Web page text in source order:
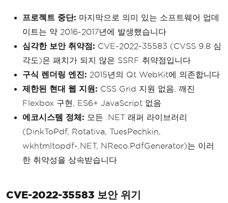
프로젝트 중단: 마지막으로 의미 있는 소프트웨어 업데
이트는 약 2016-2017년에 발생했습니다
심각한 보안 취약점: CVE-2022-35583 (CVSS 9.8 심
각도)은 패치가 되지 않은 SSRF 취약점입니다
구식 렌더링 엔진: 2015년의 Qt WebKit에 의존합니다
제한된 현대 웹 지원: CSS Grid 지원 없음, 깨진
Flexbox 구현, ES6+ JavaScript 없음
에코시스템 정체: 모든 .NET 래퍼 라이브러리
(DinkToPdf, Rotativa, TuesPechkin,
wkhtmltopdf-.NET, NReco.PdfGenerator)는 이러
한 취약성을 상속받습니다
CVE-2022-35583 보안 위기